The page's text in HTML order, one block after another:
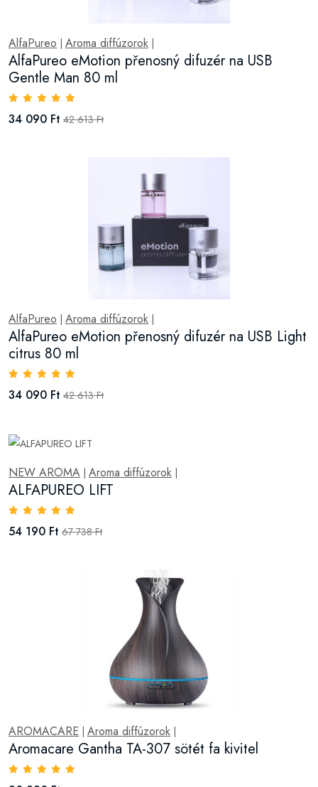
AlfaPureo Aroma diffúzorok
AlfaPureo eMotion přenosný difuzér na USB
Gentle Man 80 ml
34 090 Ft 42 613 Ft
AlfaPureo Aroma diffúzorok
AlfaPureo eMotion přenosný difuzér na USB Light
citrus 80 ml
34 090 Ft 42 613 Ft
NEW AROMA | Aroma diffúzorok |
ALFAPUREO LIFT
54 190 Ft 67 738 Ft
AROMACARE | Aroma diffúzorok |
Aromacare Gantha TA-307 sötét fa kivitel